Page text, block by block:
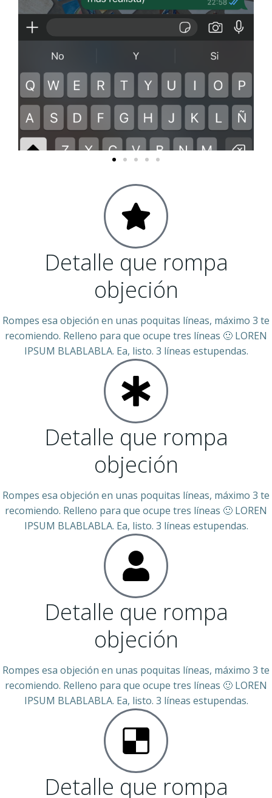
Detalle que rompa
objeción
Rompes esa objeción en unas poquitas líneas, máximo 3 te
recomiendo. Relleno para que ocupe tres líneas 🙂 LOREN
IPSUM BLABLABLA. Ea, listo. 3 líneas estupendas.
Detalle que rompa
objeción
Rompes esa objeción en unas poquitas líneas, máximo 3 te
recomiendo. Relleno para que ocupe tres líneas 🙂 LOREN
IPSUM BLABLABLA. Ea, listo. 3 líneas estupendas.
Detalle que rompa
objeción
Rompes esa objeción en unas poquitas líneas, máximo 3 te
recomiendo. Relleno para que ocupe tres líneas 🙂 LOREN
IPSUM BLABLABLA. Ea, listo. 3 líneas estupendas.
Detalle que rompa